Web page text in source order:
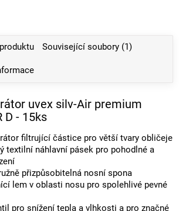
Související soubory (1)
uvex silv-Air premium
D - 15ks
filtrující částice pro větší tvary obličeje
textilní náhlavní pásek pro pohodlné a
přizpůsobitelná nosní spona
lem v oblasti nosu pro spolehlivé pevné
pro snížení tepla a vlhkosti a pro značné